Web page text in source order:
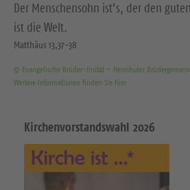
Der Menschensohn ist’s, der den
ist die Welt.
Matthäus 13,37-38
© Evangelische Brüder-Unität – Herrnhuter
Weitere Informationen finden Sie hier
Kirchenvorstandswahl 2026